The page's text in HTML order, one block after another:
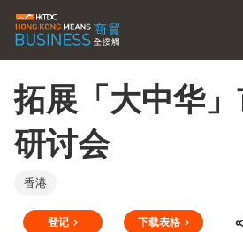
拓展「大中华
研讨会
香港
登记 下载表格